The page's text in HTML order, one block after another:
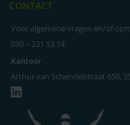
CONTACT
Voor algemene vragen en/of
030 – 231 53 14
Kantoor
Arthur van Schendelstraat 650,
LinkedIn